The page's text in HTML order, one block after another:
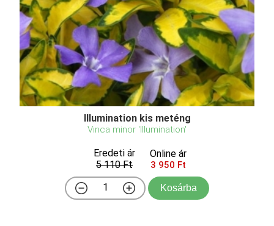
Illumination kis meténg
Vinca minor 'Illumination'
Eredeti ár
5 110 Ft
Online ár
3 950 Ft
Kosárba